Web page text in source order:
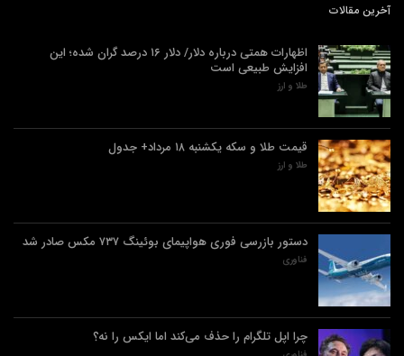
آخرین مقالات
اظهارات همتی درباره دلار/ دلار ۱۶ درصد گران شده؛ این
افزایش طبیعی است
طلا و ارز
قیمت طلا و سکه یکشنبه ۱۸ مرداد+ جدول
طلا و ارز
دستور بازرسی فوری هواپیمای بوئینگ ۷۳۷ مکس صادر شد
فناوری
چرا اپل تلگرام را حذف می‌کند اما ایکس را نه؟